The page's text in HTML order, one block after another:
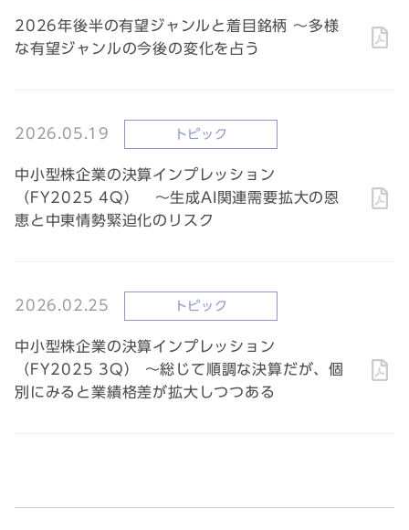
2026年後半の有望ジャンルと着目銘柄 ～多様
な有望ジャンルの今後の変化を占う
2026.05.19 トピック
中小型株企業の決算インプレッション
（FY2025 4Q） ～生成AI関連需要拡大の恩
恵と中東情勢緊迫化のリスク
2026.02.25 トピック
中小型株企業の決算インプレッション
（FY2025 3Q） ～総じて順調な決算だが、個
別にみると業績格差が拡大しつつある